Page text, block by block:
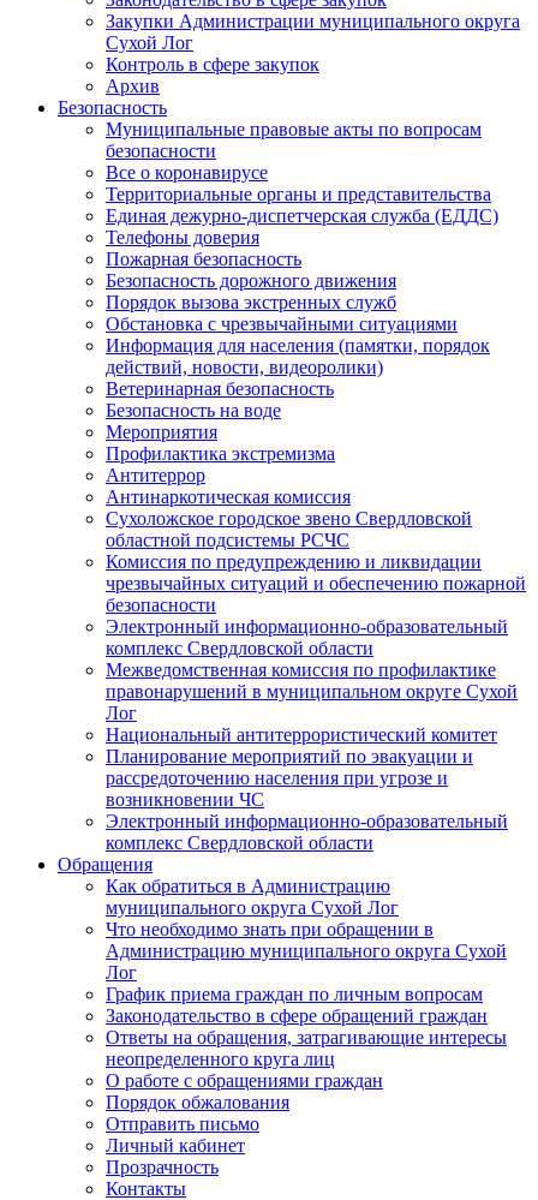
Закупки Администрации муниципального округа
Сухой Лог
Контроль в сфере закупок
Архив
Безопасность
Муниципальные правовые акты по вопросам
безопасности
Все о коронавирусе
Территориальные органы и представительства
Единая дежурно-диспетчерская служба (ЕДДС)
Телефоны доверия
Пожарная безопасность
Безопасность дорожного движения
Порядок вызова экстренных служб
Обстановка с чрезвычайными ситуациями
Информация для населения (памятки, порядок
действий, новости, видеоролики)
Ветеринарная безопасность
Безопасность на воде
Мероприятия
Профилактика экстремизма
Антитеррор
Антинаркотическая комиссия
Сухоложское городское звено Свердловской
областной подсистемы РСЧС
Комиссия по предупреждению и ликвидации
чрезвычайных ситуаций и обеспечению пожарной
безопасности
Электронный информационно-образовательный
комплекс Cвердловской области
Межведомственная комиссия по профилактике
правонарушений в муниципальном округе Сухой
Лог
Национальный антитеррористический комитет
Планирование мероприятий по эвакуации и
рассредоточению населения при угрозе и
возникновении ЧС
Электронный информационно-образовательный
комплекс Свердловской области
Обращения
Как обратиться в Администрацию
муниципального округа Сухой Лог
Что необходимо знать при обращении в
Администрацию муниципального округа Сухой
Лог
График приема граждан по личным вопросам
Законодательство в сфере обращений граждан
Ответы на обращения, затрагивающие интересы
неопределенного круга лиц
О работе с обращениями граждан
Порядок обжалования
Отправить письмо
Личный кабинет
Прозрачность
Контакты